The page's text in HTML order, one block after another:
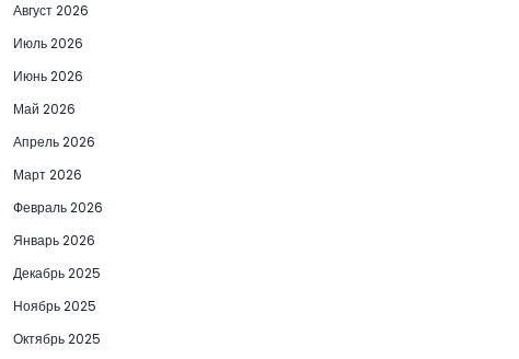
Август 2026
Июль 2026
Июнь 2026
Май 2026
Апрель 2026
Март 2026
Февраль 2026
Январь 2026
Декабрь 2025
Ноябрь 2025
Октябрь 2025